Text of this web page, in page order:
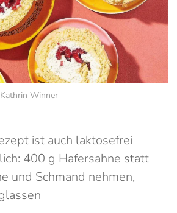
Winner
ist auch laktosefrei
400 g Hafersahne statt
und Schmand nehmen,